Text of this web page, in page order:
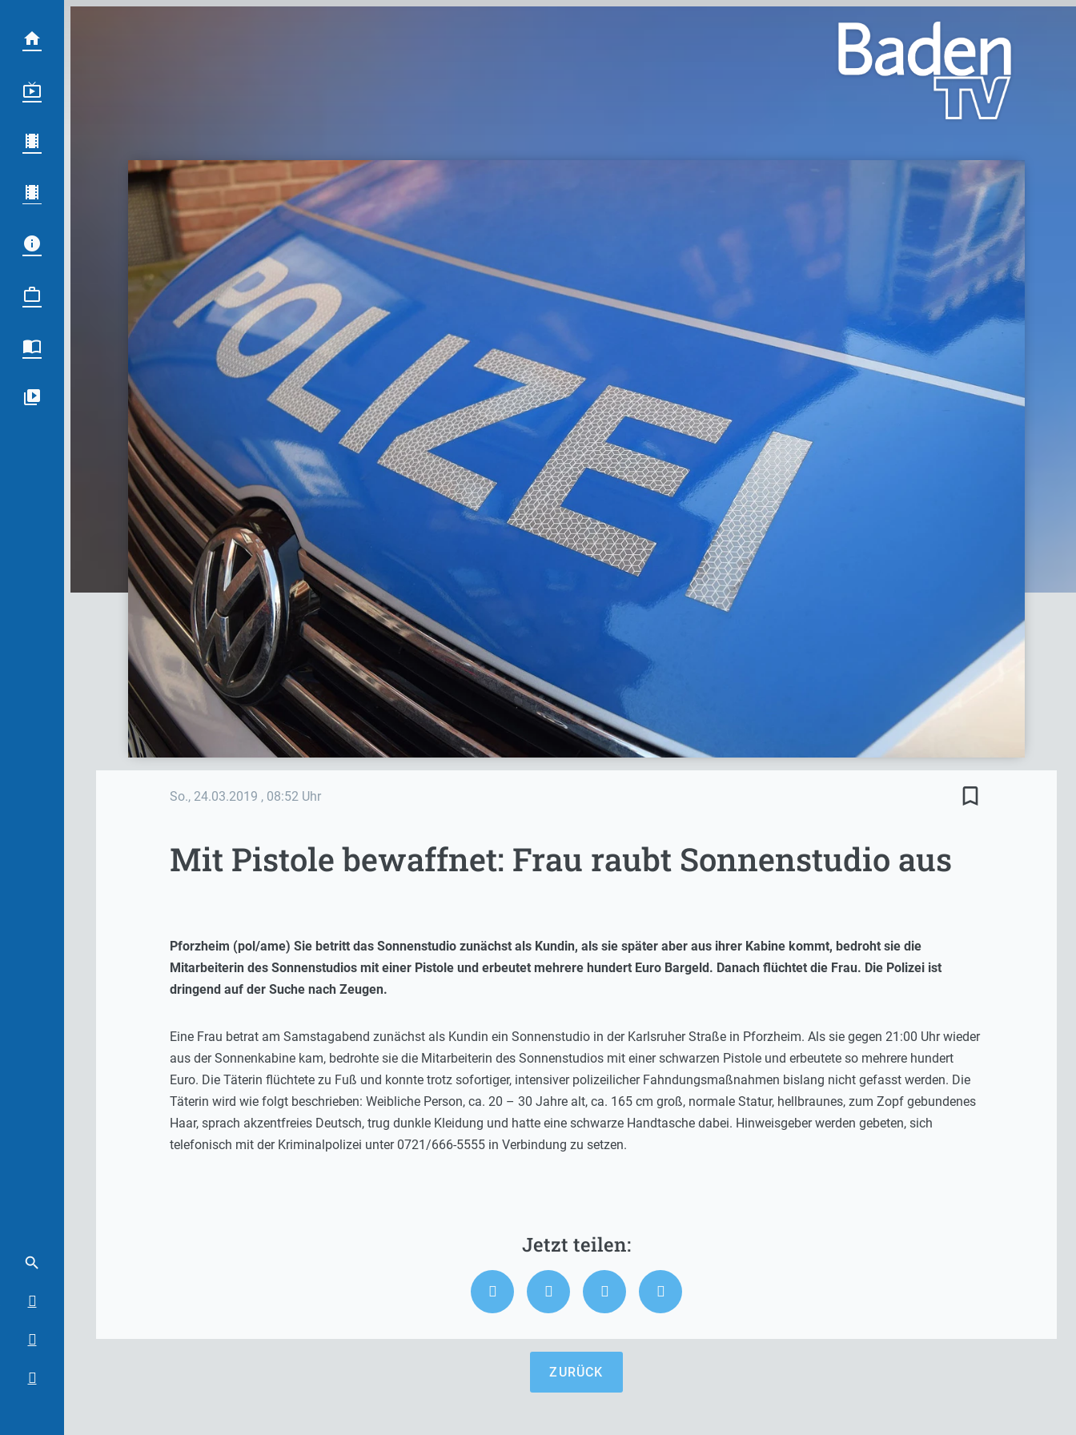
So., 24.03.2019 , 08:52 Uhr bookmark_border
Mit Pistole bewaffnet: Frau raubt Sonnenstudio aus
Pforzheim (pol/ame) Sie betritt das Sonnenstudio zunächst als Kundin, als sie später aber aus ihrer Kabine kommt, bedroht sie die
Mitarbeiterin des Sonnenstudios mit einer Pistole und erbeutet mehrere hundert Euro Bargeld. Danach flüchtet die Frau. Die Polizei ist
dringend auf der Suche nach Zeugen.
Eine Frau betrat am Samstagabend zunächst als Kundin ein Sonnenstudio in der Karlsruher Straße in Pforzheim. Als sie gegen 21:00 Uhr wieder
aus der Sonnenkabine kam, bedrohte sie die Mitarbeiterin des Sonnenstudios mit einer schwarzen Pistole und erbeutete so mehrere hundert
Euro. Die Täterin flüchtete zu Fuß und konnte trotz sofortiger, intensiver polizeilicher Fahndungsmaßnahmen bislang nicht gefasst werden. Die
Täterin wird wie folgt beschrieben: Weibliche Person, ca. 20 – 30 Jahre alt, ca. 165 cm groß, normale Statur, hellbraunes, zum Zopf gebundenes
Haar, sprach akzentfreies Deutsch, trug dunkle Kleidung und hatte eine schwarze Handtasche dabei. Hinweisgeber werden gebeten, sich
telefonisch mit der Kriminalpolizei unter 0721/666-5555 in Verbindung zu setzen.
ZURÜCK